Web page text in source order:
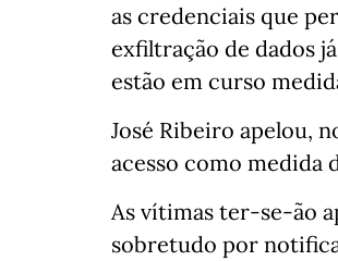
as credenciais que
exfiltração de dados
estão em curso
José Ribeiro apelou,
acesso como medida
As vítimas ter-se-ão
sobretudo por